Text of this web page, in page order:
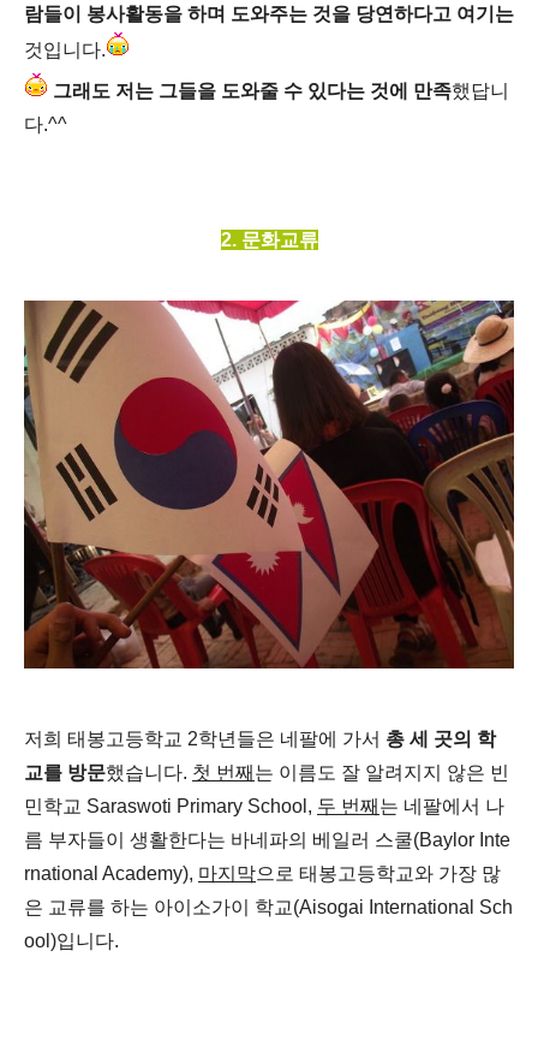
람들이 봉사활동을 하며 도와주는 것을 당연하다고 여기는
것입니다.
그래도 저는 그들을 도와줄 수 있다는 것에 만족했답니
다.^^
2. 문화교류
저희 태봉고등학교 2학년들은 네팔에 가서 총 세 곳의 학
교를 방문했습니다. 첫 번째 는 이름도 잘 알려지지 않은 빈
민학교 Saraswoti Primary School, 두 번째 는 네팔에서 나
름 부자들이 생활한다는 바네파의 베일러 스쿨(Baylor Inte
rnational Academy), 마지막으로 태봉고등학교와 가장 많
은 교류를 하는 아이소가이 학교(Aisogai International Sch
ool)입니다.